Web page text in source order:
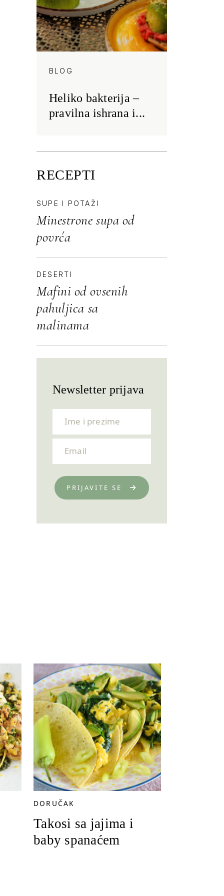
BLOG
Heliko bakterija –
pravilna ishrana i...
RECEPTI
SUPE I POTAŽI
Minestrone supa od
povrća
DESERTI
Mafini od ovsenih
pahuljica sa
malinama
Newsletter prijava
PRIJAVITE SE
DORUČAK
Takosi sa jajima i
baby spanaćem